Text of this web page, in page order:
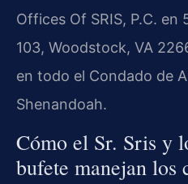
Offices Of SRIS, P.C. en
103, Woodstock, VA
en todo el Condado de
Shenandoah.
Cómo el Sr. Sris y
bufete manejan los